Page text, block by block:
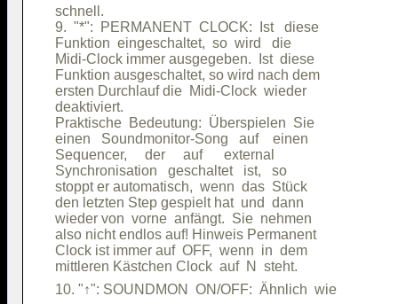
schnell.
9.  "*":  PERMANENT  CLOCK:  Ist   diese
Funktion  eingeschaltet,  so  wird   die
Midi-Clock immer ausgegeben.  Ist  diese
Funktion ausgeschaltet, so wird nach dem
ersten Durchlauf die  Midi-Clock  wieder
deaktiviert.
Praktische  Bedeutung:  Überspielen  Sie
einen   Soundmonitor-Song   auf    einen
Sequencer,     der     auf      external
Synchronisation   geschaltet   ist,   so
stoppt er automatisch,  wenn  das  Stück
den letzten Step gespielt hat  und  dann
wieder von  vorne  anfängt.  Sie  nehmen
also nicht endlos auf! Hinweis Permanent
Clock ist immer auf  OFF,  wenn  in  dem